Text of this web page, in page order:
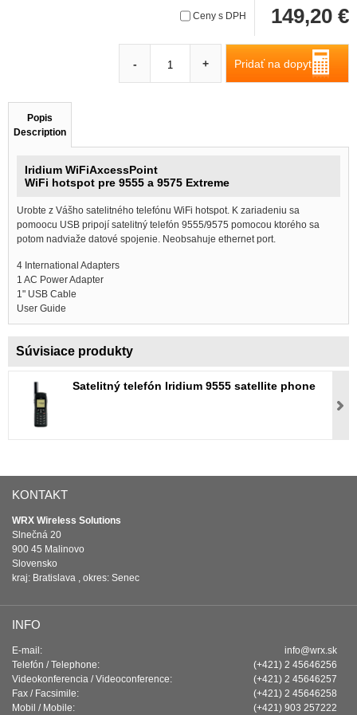
Ceny s DPH 149,20 €
Pridať na dopyt
- +
Popis
Description
Iridium WiFiAxcessPoint
WiFi hotspot pre 9555 a 9575 Extreme
Urobte z Vášho satelitného telefónu WiFi hotspot. K zariadeniu sa
pomoocu USB pripojí satelitný telefón 9555/9575 pomocou ktorého sa
potom nadviaže datové spojenie. Neobsahuje ethernet port.
4 International Adapters
1 AC Power Adapter
1" USB Cable
User Guide
Súvisiace produkty
Satelitný telefón Iridium 9555 satellite phone
KONTAKT
WRX Wireless Solutions
Slnečná 20
900 45 Malinovo
Slovensko
kraj: Bratislava , okres: Senec
INFO
E-mail:
info@wrx.sk
Telefón / Telephone:
(+421) 2 45646256
Videokonferencia / Videoconference:
(+421) 2 45646257
Fax / Facsimile:
(+421) 2 45646258
Mobil / Mobile:
(+421) 903 257222